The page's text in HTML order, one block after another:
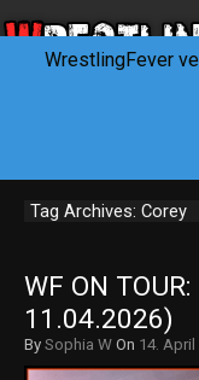
Tag Archives: Corey
WF ON
11.04.2026)
By Sophia W On 14. April
WrestlingFever